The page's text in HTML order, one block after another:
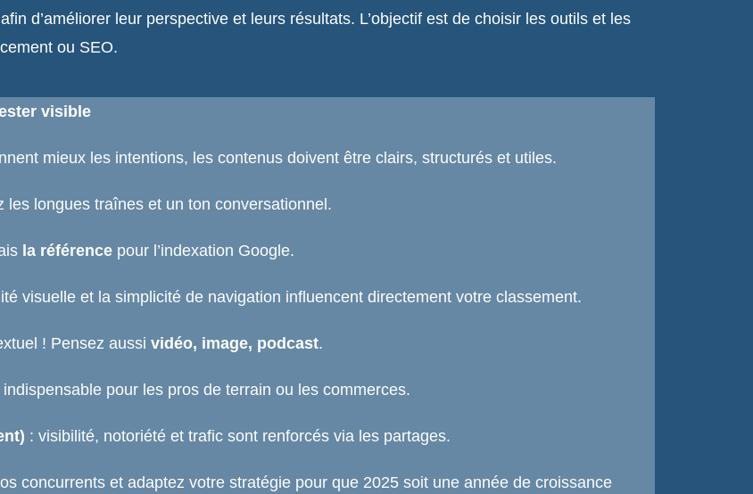
d’améliorer leur perspective et leurs résultats. L’objectif est de choisir les outils et les
ou SEO.
visible
mieux les intentions, les contenus doivent être clairs, structurés et utiles.
les longues traînes et un ton conversationnel.
la référencepour l’indexation Google.
visuelle et la simplicité de navigation influencent directement votre classement.
! Pensez aussi vidéo, image, podcast.
pour les pros de terrain ou les commerces.
: visibilité, notoriété et trafic sont renforcés via les partages.
concurrents et adaptez votre stratégie pour que 2025 soit une année de croissance